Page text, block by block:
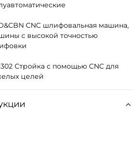
CNC шлифовальная машина,
с высокой точностью
Стройка с помощью CNC для
целей